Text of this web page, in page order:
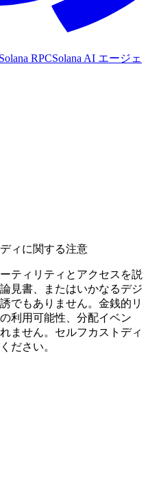
Solana RPCSolana AI エージェ
ィに関する注意
ティリティとアクセスを説
見書、またはいかなるデジ
でもありません。金銭的リ
利用可能性、分配イベン
ません。セルフカストディ
ださい。